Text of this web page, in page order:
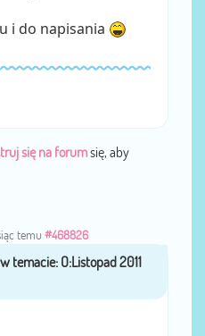
i do napisania
się na forumsię, aby
temu #468826